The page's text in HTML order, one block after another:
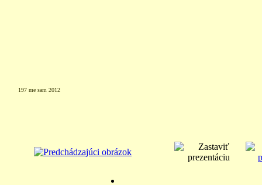
197 me sam 2012